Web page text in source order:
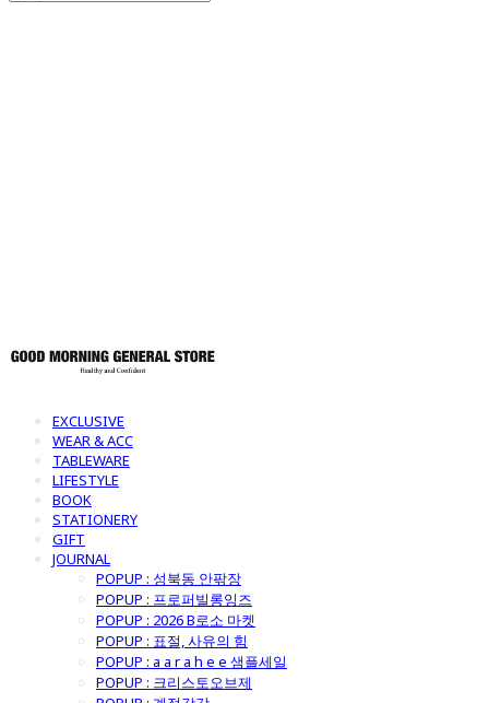
EXCLUSIVE
WEAR & ACC
TABLEWARE
LIFESTYLE
BOOK
STATIONERY
GIFT
JOURNAL
POPUP : 성북동 안팎장
POPUP : 프로퍼빌롱잉즈
POPUP : 2026 B로소 마켓
POPUP : 표절, 사유의 힘
POPUP : a a r a h e e 샘플세일
POPUP : 크리스토오브제